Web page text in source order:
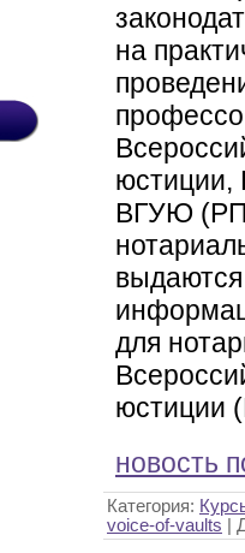
на
юстиции,
ВГУЮ
для
юстиции
новость
Категория:
voice-of-vaults |